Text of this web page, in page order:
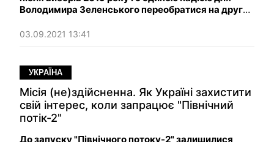
Володимира Зеленського переобратися на другий
03.09.2021 13:41
УКРАЇНА
Місія (не)здійсненна. Як Україні захистити
свій інтерес, коли запрацює "Північний
потік-2"
До запуску "Північного потоку-2" залишилися